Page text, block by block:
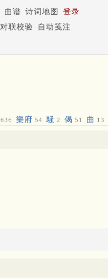
曲谱 诗词地图
登录
对联校验
自动笺注
636 樂府 54 騷 2 偈 51 曲 13